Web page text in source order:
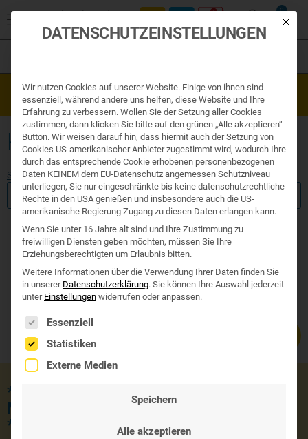
0
Organe & Organ Uhr
Traditionelle Medizin
Nahrungsergänzung
Kosmetik und Hygiene
Ihr Apotheker
Westend Online-Shop: Sicher, schnell und 24/7 für Sie da!
Gratisversand ab €50
KNOCHEN & KNORPEL
Start/ Produkte verschlagwortet mit „Knochen & Knorpel“
FILTER ANZEIGEN
Keine Produkte gefunde
*** JETZT KOSTENLOSE LIEFERUNG
MIT DEM GUTSCHEINCODE 'SOMMER'
***
Mit
DATENSCHUTZEINSTELLUNGEN
Wir nutzen Cookies auf unserer Website. Einige von ihnen sind
essenziell, während andere uns helfen, diese Website und Ihre
Erfahrung zu verbessern. Wollen Sie der Setzung aller Cookies
zustimmen, dann klicken Sie bitte auf den grünen „Alle akzeptieren“
Button. Wir weisen darauf hin, dass hiermit auch der Setzung von
Cookies US-amerikanischer Anbieter zugestimmt wird, wodurch Ihre
durch das entsprechende Cookie erhobenen personenbezogenen
Daten KEINEM dem EU-Datenschutz angemessen Schutzniveau
unterliegen, Sie nur eingeschränkte bis keine datenschutzrechtliche
Rechte in den USA genießen und insbesondere auch die US-
amerikanische Regierung Zugang zu diesen Daten erlangen kann.
Wenn Sie unter 16 Jahre alt sind und Ihre Zustimmung zu
freiwilligen Diensten geben möchten, müssen Sie Ihre
Erziehungsberechtigten um Erlaubnis bitten.
Weitere Informationen über die Verwendung Ihrer Daten finden Sie
in unserer Datenschutzerklärung. Sie können Ihre Auswahl jederzeit
unter Einstellungen widerrufen oder anpassen.
Es folgt eine Liste der Service-Gruppen, für die eine
Essenziell
Statistiken
Externe Medien
Speichern
Alle akzeptieren